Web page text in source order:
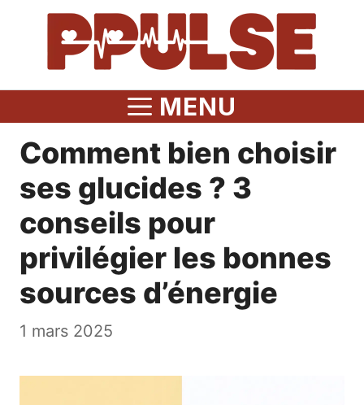
MENU
Comment bien choisir
ses glucides ? 3
conseils pour
privilégier les bonnes
sources d’énergie
1 mars 2025